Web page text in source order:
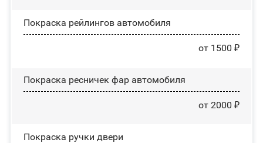
Покраска рейлингов автомобиля
от 1500 ₽
Покраска ресничек фар автомобиля
от 2000 ₽
Покраска ручки двери